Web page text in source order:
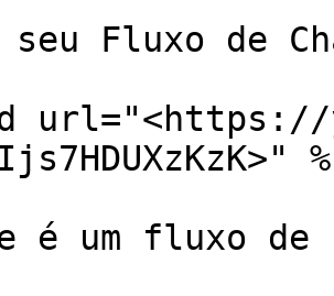
Fluxo de
url="<https://
é um fluxo de